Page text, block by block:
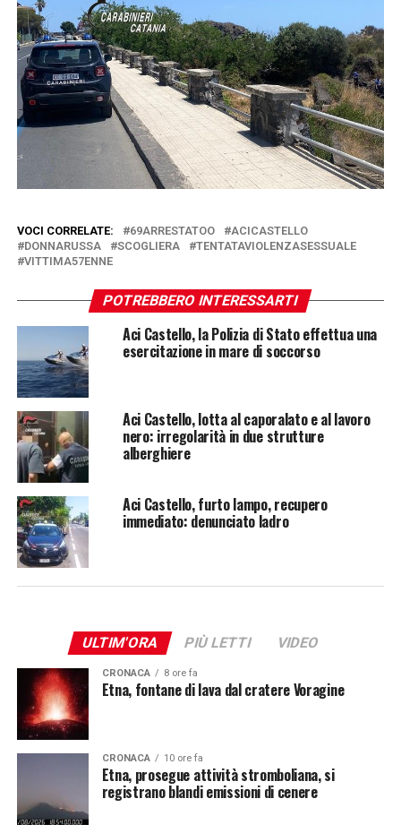
VOCI CORRELATE: 69ARRESTATOO
ACICASTELLO
DONNARUSSA
SCOGLIERA
TENTATAVIOLENZASESSUALE
VITTIMA57ENNE
POTREBBERO INTERESSARTI
Aci Castello, la Polizia di Stato effettua una
esercitazione in mare di soccorso
Aci Castello, lotta al caporalato e al lavoro
nero: irregolarità in due strutture
alberghiere
Aci Castello, furto lampo, recupero
immediato: denunciato ladro
ULTIM'ORA PIÙ LETTI VIDEO
CRONACA 8 ore fa
Etna, fontane di lava dal cratere Voragine
CRONACA 10 ore fa
Etna, prosegue attività stromboliana, si
registrano blandi emissioni di cenere